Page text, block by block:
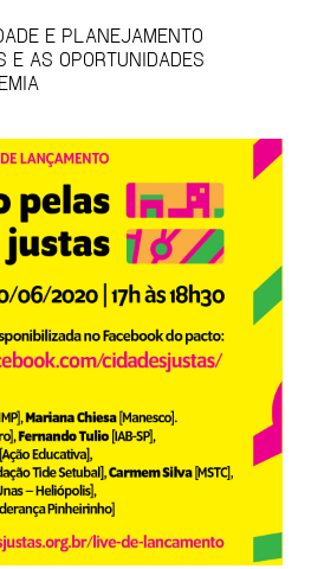
E PLANEJAMENTO
E AS OPORTUNIDADES